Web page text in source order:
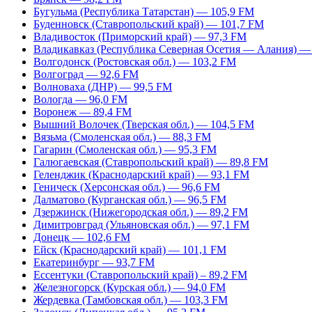
Бугульма (Республика Татарстан) — 105,9 FM
Буденновск (Ставропольский край) — 101,7 FM
Владивосток (Приморский край) — 97,3 FM
Владикавказ (Республика Северная Осетия — Алания)
Волгодонск (Ростовская обл.) — 103,2 FM
Волгоград — 92,6 FM
Волноваха (ДНР) — 99,5 FM
Вологда — 96,0 FM
Воронеж — 89,4 FM
Вышний Волочек (Тверская обл.) — 104,5 FM
Вязьма (Смоленская обл.) — 88,3 FM
Гагарин (Смоленская обл.) — 95,3 FM
Галюгаевская (Ставропольский край) — 89,8 FM
Геленджик (Краснодарский край) — 93,1 FM
Геническ (Херсонская обл.) — 96,6 FM
Далматово (Курганская обл.) — 96,5 FM
Дзержинск (Нижегородская обл.) — 89,2 FM
Димитровград (Ульяновская обл.) — 97,1 FM
Донецк — 102,6 FM
Ейск (Краснодарский край) — 101,1 FM
Екатеринбург — 93,7 FM
Ессентуки (Ставропольский край) – 89,2 FM
Железногорск (Курская обл.) — 94,0 FM
Жердевка (Тамбовская обл.) — 103,3 FM